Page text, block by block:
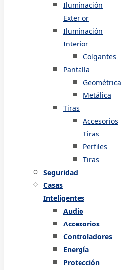
Iluminación
Exterior
Iluminación
Interior
Colgantes
Pantalla
Geométrica
Metálica
Tiras
Accesorios
Tiras
Perfiles
Tiras
Seguridad
Casas
Inteligentes
Audio
Accesorios
Controladores
Energía
Protección